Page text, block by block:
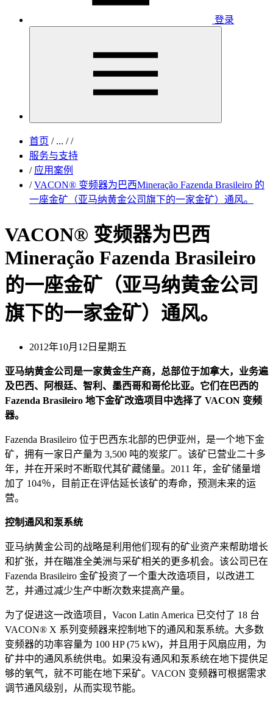
登录
首页 /... / /
服务与支持
/ 应用案例
/ VACON® 变频器为巴西Mineração Fazenda Brasileiro 的
一座金矿（亚马纳黄金公司旗下的一家金矿）通风。
VACON® 变频器为巴西
Mineração Fazenda Brasileiro
的一座金矿（亚马纳黄金公司
旗下的一家金矿）通风。
2012年10月12日星期五
亚马纳黄金公司是一家黄金生产商，总部位于加拿大，业务遍
及巴西、阿根廷、智利、墨西哥和哥伦比亚。它们在巴西的
Fazenda Brasileiro 地下金矿改造项目中选择了 VACON 变频
器。
Fazenda Brasileiro 位于巴西东北部的巴伊亚州，是一个地下金
矿，拥有一家日产量为 3,500 吨的炭浆厂。该矿已营业二十多
年，并在开采时不断取代其矿藏储量。2011 年，金矿储量增
加了 104％，目前正在评估延长该矿的寿命，预测未来的运
营。
控制通风和泵系统
亚马纳黄金公司的战略是利用他们现有的矿业资产来帮助增长
和扩张，并在瞄准全美洲与采矿相关的更多机会。该公司已在
Fazenda Brasileiro 金矿投资了一个重大改造项目，以改进工
艺，并通过减少生产中断次数来提高产量。
为了促进这一改造项目，Vacon Latin America 已交付了 18 台
VACON® X 系列变频器来控制地下的通风和泵系统。大多数
变频器的功率容量为 100 HP (75 kW)，并且用于风扇应用，为
矿井中的通风系统供电。如果没有通风和泵系统在地下提供足
够的氧气，就不可能在地下采矿。VACON 变频器可根据需求
调节通风级别，从而实现节能。